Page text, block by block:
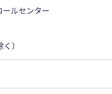
ルセンター
）